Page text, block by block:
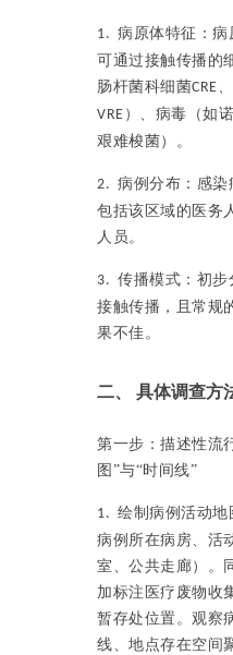
1. 病原体特征：病
可通过接触传播的
肠杆菌科细菌CRE
VRE ）、病毒（如
艰难梭菌）。
2. 病例分布：感染
包括该区域的医务
人员。
3. 传播模式：初步
接触传播，且常规
果不佳。
二、 具体调查方
第一步：描述性流
图”与“时间线”
1. 绘制病例活动地
病例所在病房、活
室、公共走廊）。
加标注医疗废物收
暂存处位置。观察
线、地点存在空间